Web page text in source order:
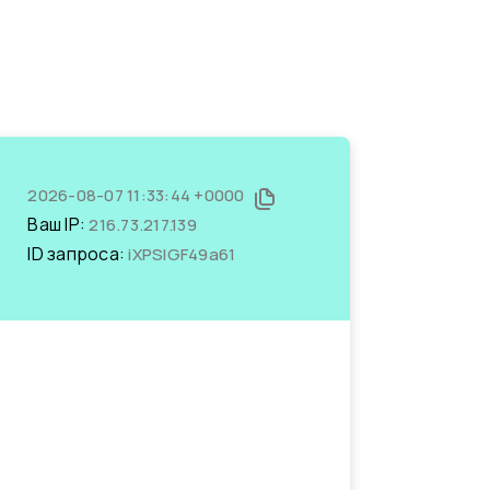
2026-08-07 11:33:44 +0000
Ваш IP:216.73.217.139
ID запроса:iXPSlGF49a61